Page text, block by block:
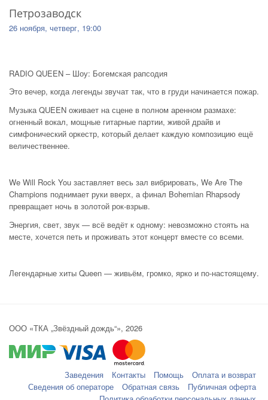
Петрозаводск
26 ноября, четверг, 19:00
RADIO QUEEN – Шоу: Богемская рапсодия
Это вечер, когда легенды звучат так, что в груди начинается пожар.
Музыка QUEEN оживает на сцене в полном аренном размахе:
огненный вокал, мощные гитарные партии, живой драйв и
симфонический оркестр, который делает каждую композицию ещё
величественнее.
We Will Rock You заставляет весь зал вибрировать, We Are The
Champions поднимает руки вверх, а финал Bohemian Rhapsody
превращает ночь в золотой рок-взрыв.
Энергия, свет, звук — всё ведёт к одному: невозможно стоять на
месте, хочется петь и проживать этот концерт вместе со всеми.
Легендарные хиты Queen — живьём, громко, ярко и по-настоящему.
ООО «ТКА „Звёздный дождь“», 2026
Заведения Контакты Помощь
Оплата и возврат
Сведения об операторе
Обратная связь
Публичная оферта